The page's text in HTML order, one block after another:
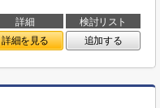
詳細
検討リスト
詳細を見る 追加する